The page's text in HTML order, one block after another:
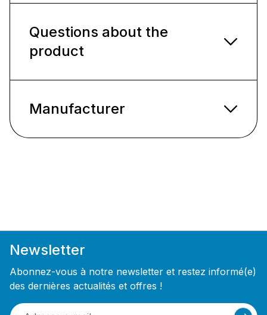
Questions about the
product
Manufacturer
Newsletter
Abonnez-vous à notre newsletter et restez informé(e)
des dernières actualités et offres !